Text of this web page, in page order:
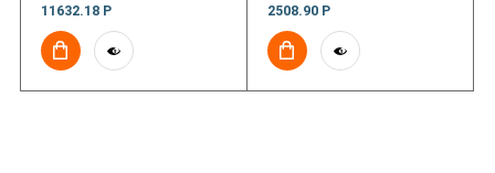
пистолета Sig Sauer
11632.18 Р
Sm
2508.90 Р